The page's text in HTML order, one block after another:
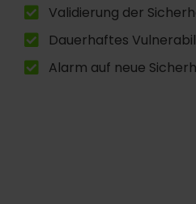
Validierung der
Dauerhaftes
Alarm auf neue